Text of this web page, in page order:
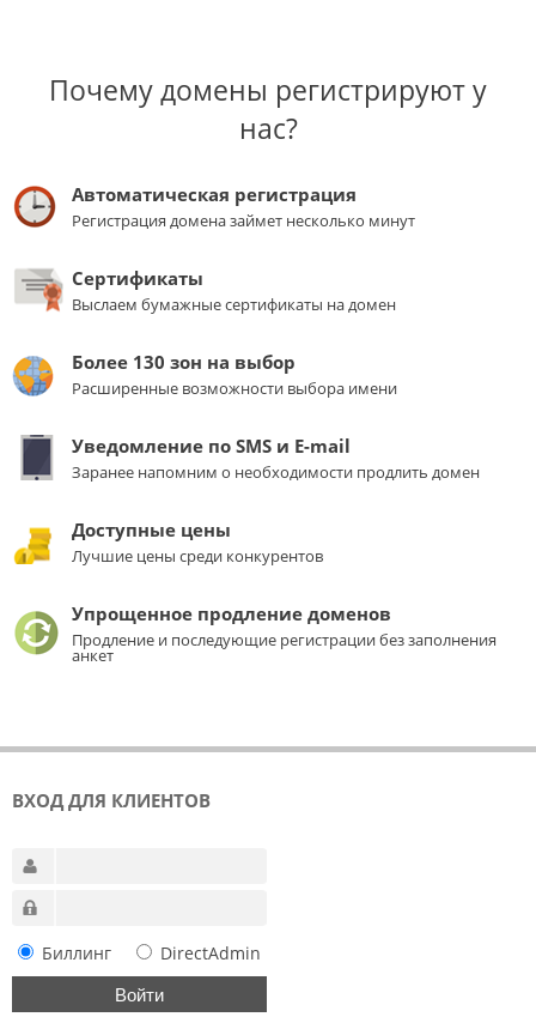
Почему домены регистрируют у
нас?
Автоматическая регистрация
Регистрация домена займет несколько минут
Сертификаты
Выслаем бумажные сертификаты на домен
Более 130 зон на выбор
Расширенные возможности выбора имени
Уведомление по SMS и E-mail
Заранее напомним о необходимости продлить домен
Доступные цены
Лучшие цены среди конкурентов
Упрощенное продление доменов
Продление и последующие регистрации без заполнения
анкет
ВХОД ДЛЯ КЛИЕНТОВ
Биллинг DirectAdmin